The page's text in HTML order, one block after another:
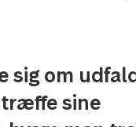
sig om
sine